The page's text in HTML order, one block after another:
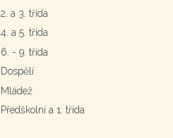
2. a 3. třída
4. a 5. třída
6. - 9. třída
Dospělí
Mládež
Předškolní a 1. třída